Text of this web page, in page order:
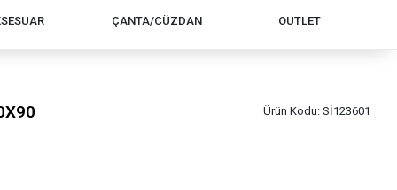
ÇANTA/CÜZDAN OUTLET
Ürün Kodu: Sİ123601